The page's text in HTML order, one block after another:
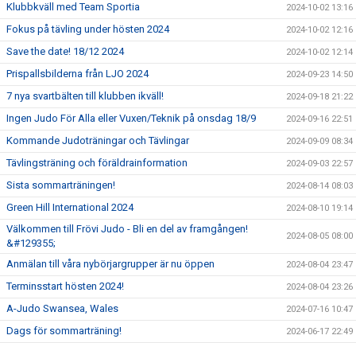
Klubbkväll med Team Sportia 2024-10-02 13:16
Fokus på tävling under hösten 2024 2024-10-02 12:16
Save the date! 18/12 2024 2024-10-02 12:14
Prispallsbilderna från LJO 2024 2024-09-23 14:50
7 nya svartbälten till klubben ikväll! 2024-09-18 21:22
Ingen Judo För Alla eller Vuxen/Teknik på onsdag 18/9 2024-09-16 22:51
Kommande Judoträningar och Tävlingar 2024-09-09 08:34
Tävlingsträning och föräldrainformation 2024-09-03 22:57
Sista sommarträningen! 2024-08-14 08:03
Green Hill International 2024 2024-08-10 19:14
Välkommen till Frövi Judo - Bli en del av framgången!
&#129355;
2024-08-05 08:00
Anmälan till våra nybörjargrupper är nu öppen 2024-08-04 23:47
Terminsstart hösten 2024! 2024-08-04 23:26
A-Judo Swansea, Wales 2024-07-16 10:47
Dags för sommarträning! 2024-06-17 22:49